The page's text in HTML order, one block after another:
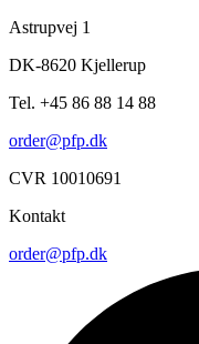
Astrupvej 1
DK-8620 Kjellerup
Tel. +45 86 88 14 88
order@pfp.dk
CVR 10010691
Kontakt
order@pfp.dk